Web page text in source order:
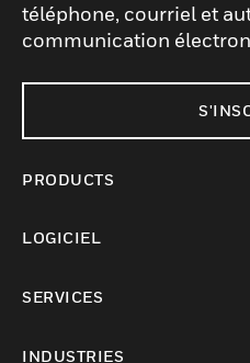
téléphone, courriel et
communication
PRODUCTS
LOGICIEL
SERVICES
INDUSTRIES